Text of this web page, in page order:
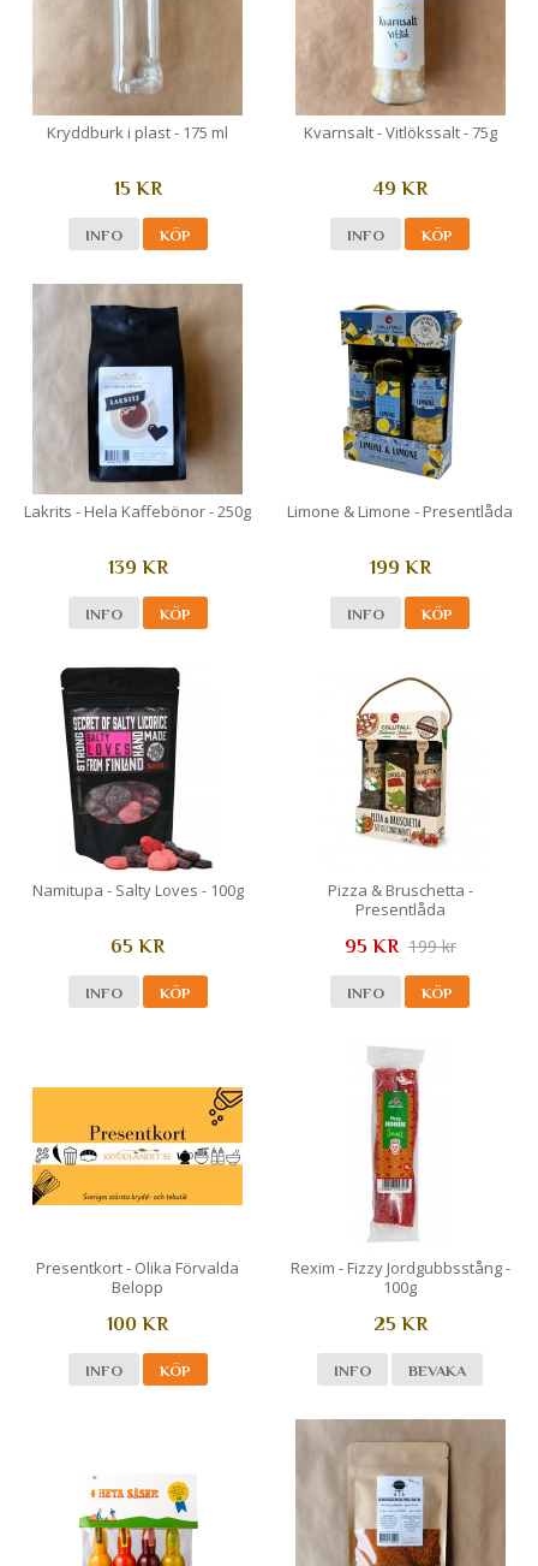
Kryddburk i plast - 175 ml
15 KR
INFO KÖP
Kvarnsalt - Vitlökssalt - 75g
49 KR
INFO KÖP
Lakrits - Hela Kaffebönor - 250g
139 KR
INFO KÖP
Limone & Limone - Presentlåda
199 KR
INFO KÖP
Namitupa - Salty Loves - 100g
65 KR
INFO KÖP
Pizza & Bruschetta -
Presentlåda
95 KR 199 kr
INFO KÖP
Presentkort - Olika Förvalda
Belopp
100 KR
INFO KÖP
Rexim - Fizzy Jordgubbsstång -
100g
25 KR
INFO BEVAKA